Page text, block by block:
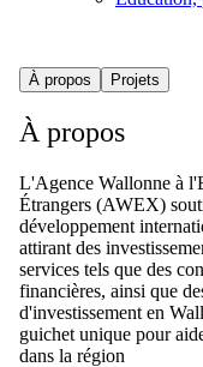
À propos Projets
À propos
L'Agence Wallonne à
Étrangers (AWEX)
développement
attirant des
services tels que des
financières, ainsi que
d'investissement en
guichet unique pour
dans la région